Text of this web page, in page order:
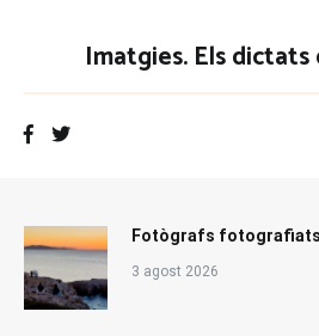
Imatgies. Els
Fotògrafs fotografiats
3 agost 2026